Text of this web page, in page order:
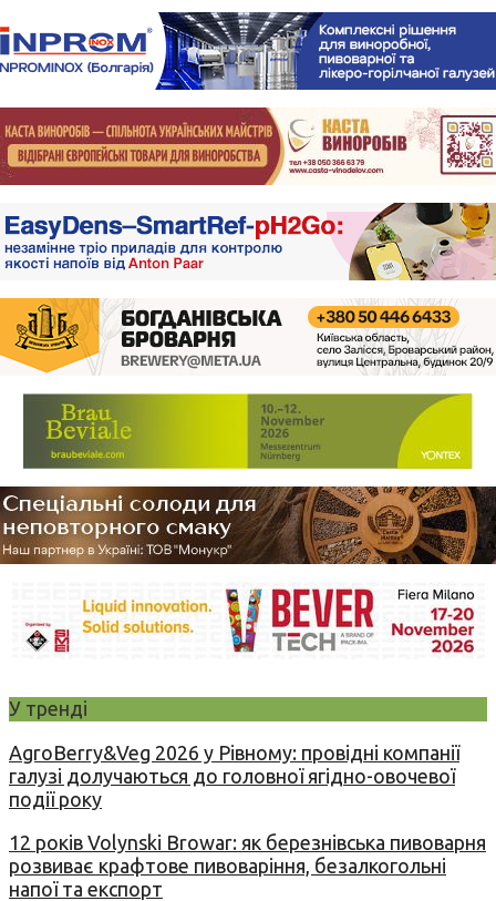
У тренді
AgroBerry&Veg 2026 у Рівному: провідні компанії
галузі долучаються до головної ягідно-овочевої
події року
12 років Volynski Browar: як березнівська пивоварня
розвиває крафтове пивоваріння, безалкогольні
напої та експорт